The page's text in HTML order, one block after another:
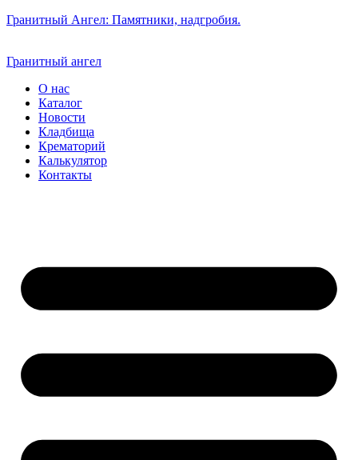
Гранитный Ангел: Памятники, надгробия.
Гранитный ангел
О нас
Каталог
Новости
Кладбища
Крематорий
Калькулятор
Контакты